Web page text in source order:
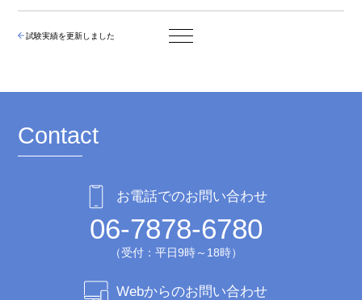
試験実績を更新しました
Contact
お電話でのお問い合わせ
06-7878-6780
（受付：平日9時～18時）
Webからのお問い合わせ